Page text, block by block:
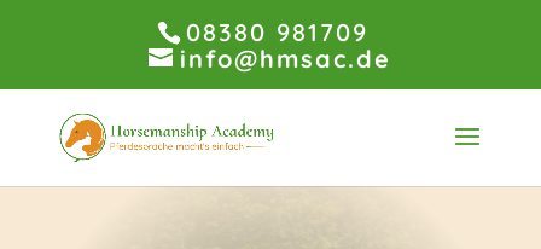
08380 981709
info@hmsac.de